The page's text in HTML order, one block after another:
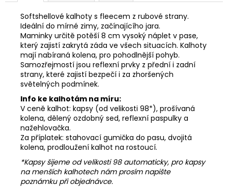
Softshellové kalhoty s fleecem z rubové strany.
Ideální do mírné zimy, začínajícího jara.
Maminky určitě potěší 8 cm vysoký náplet v pase,
který zajistí zakrytá záda ve všech situacích. Kalhoty
mají nabíraná kolena, pro pohodlnější pohyb.
Samozřejmostí jsou reflexní prvky z přední i zadní
strany, které zajistí bezpečí i za zhoršených
světelných podmínek.
Info ke kalhotám na míru:
V ceně kalhot: kapsy (od velikosti 98*), prošívaná
kolena, dělený ozdobný sed, reflexní paspulky a
nažehlovačka.
Za příplatek: stahovací gumička do pasu, dvojitá
kolena, prodloužení kalhot na rostoucí.
*Kapsy šijeme od velikosti 98 automaticky, pro kapsy
na menších kalhotech nám prosím napište
poznámku při objednávce.